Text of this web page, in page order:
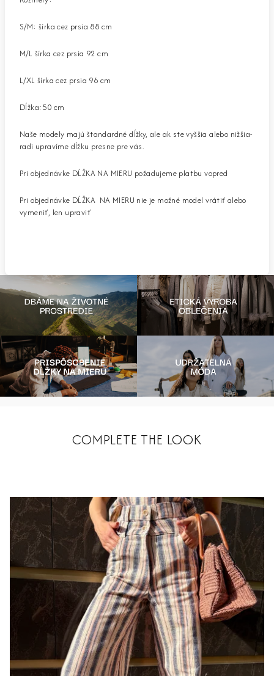
S/M: šírka cez prsia 88 cm
M/L šírka cez prsia 92 cm
L/XL šírka cez prsia 96 cm
Dĺžka:50 cm
Naše modely majú štandardné dĺžky, ale ak ste vyššia alebo nižšia-
radi upravíme dĺžku presne pre vás.
Pri objednávke DĹŽKA NA MIERU požadujeme platbu vopred
Pri objednávke DĹŽKA NA MIERU nie je možné model vrátiť alebo
vymeniť, len upraviť
COMPLETE THE LOOK